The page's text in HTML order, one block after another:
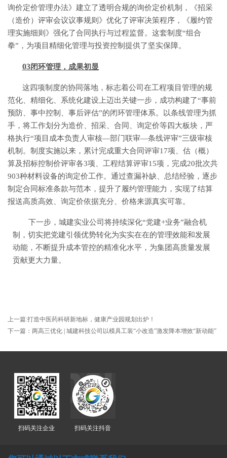
询价定价管理办法》建立了透明合规的询价定价机制，《招采
（造价）评审会议议事规则》优化了评审决策程序，《履约管
理实施细则》强化了合同执行与过程监督。这套制度“组合
拳”，为项目精细化管理与投资控制提供了坚实保障。
03闭环管理，成果初显
这四项制度的协同落地，标志着公司在工程项目管理的规
范化、精细化、系统化建设上迈出关键一步，成功构建了“事前
预防、事中控制、事后评估”的闭环管理体系。以条线管理为抓
手，将工作划分为造价、招采、合同、询定价等四大板块，严
格执行“项目成本负责人审核—部门联审—条线评审”三级审核
机制。制度实施以来，累计完成重大合同评审17项、估（概）
算及招标控制价评审各3项、工程结算评审15项，完成20批次共
903种材料设备的询定价工作。通过查漏补缺、总结经验，逐步
制定合同标准条款与范本，提升了履约管理能力，实现了结算
报送高质高效、询定价依据充分、价格来源真实可靠。
下一步，城建实业公司将持续深化“党建+业务”融合机
制，切实把党建引领优势转化为实实在在的管理效能和发展
动能，不断提升成本管控的精准化水平，为集团高质量发展
贡献更大力量。
上一篇:打造中医药科研新地标，健康产业园规划出炉！
下一篇：两高三优化 | 城建科技公司以模具工装“小改造”激发降本增效“新动能”
扫码关注企业 扫码关注抖音